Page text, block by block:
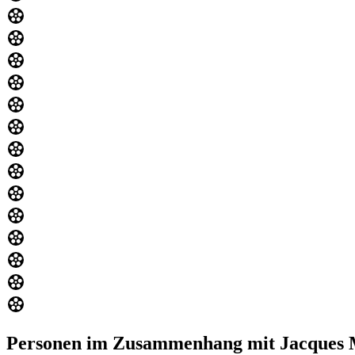
Personen im Zusammenhang mit Jacques